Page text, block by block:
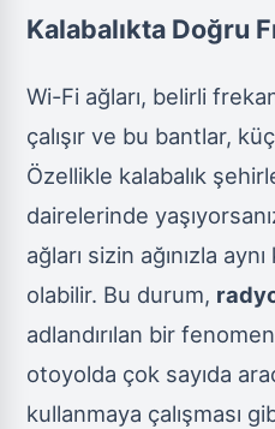
Kalabalıkta Doğru
Wi-Fi ağları, belirli
çalışır ve bu bantlar,
Özellikle kalabalık
dairelerinde
ağları sizin ağınızla
olabilir. Bu durum,
adlandırılan bir
otoyolda çok sayıda
kullanmaya çalışması